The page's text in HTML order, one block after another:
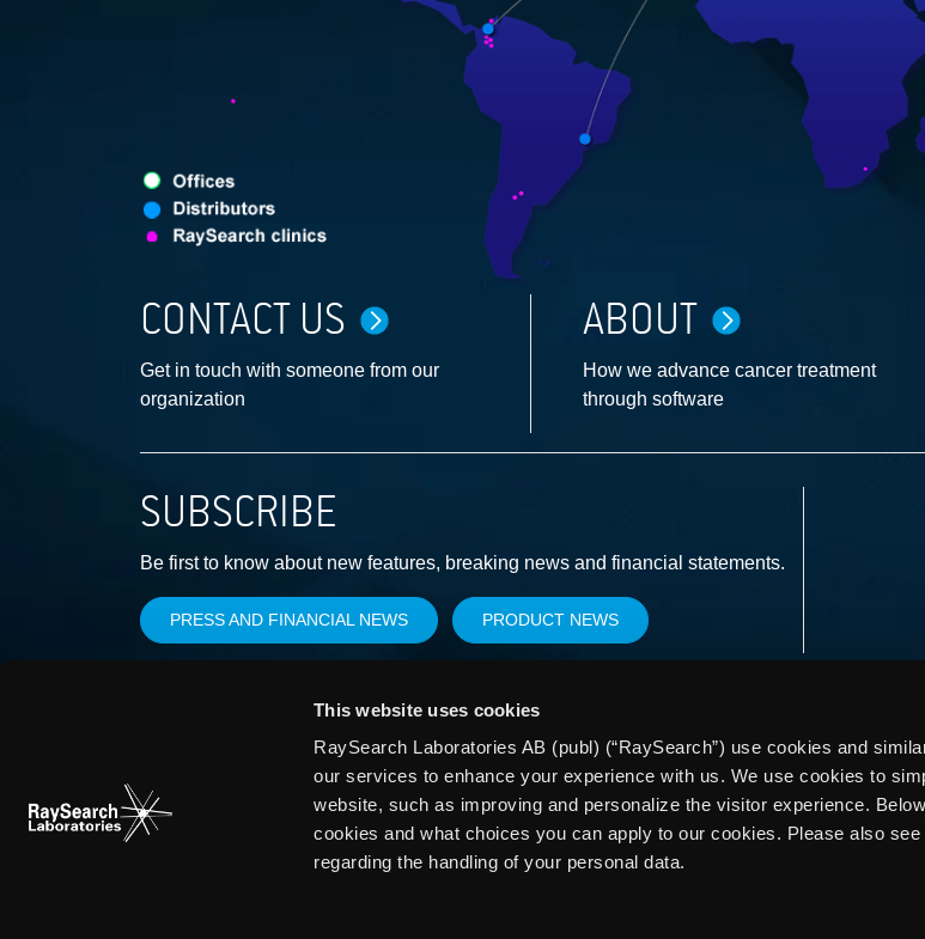
This website uses cookies
RaySearch Laboratories AB (publ) (“RaySearch”) use cookies and
our services to enhance your experience with us. We use cookies to
website, such as improving and personalize the visitor experience.
cookies and what choices you can apply to our cookies. Please also see
regarding the handling of your personal data.
CONTACT US
Get in touch with someone from our
organization
ABOUT
How we advance cancer treatment
through software
SUBSCRIBE
Be first to know about new features, breaking news and financial statements.
PRESS AND FINANCIAL NEWS PRODUCT NEWS